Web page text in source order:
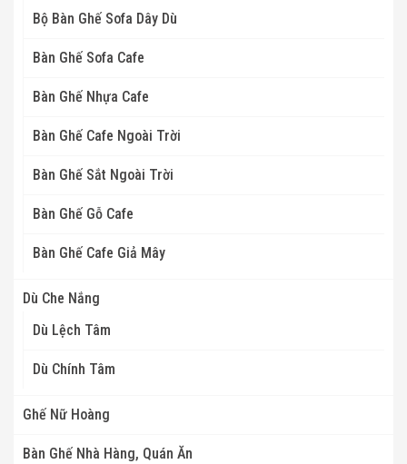
Bộ Bàn Ghế Sofa Dây Dù
Bàn Ghế Sofa Cafe
Bàn Ghế Nhựa Cafe
Bàn Ghế Cafe Ngoài Trời
Bàn Ghế Sắt Ngoài Trời
Bàn Ghế Gỗ Cafe
Bàn Ghế Cafe Giả Mây
Dù Che Nắng
Dù Lệch Tâm
Dù Chính Tâm
Ghế Nữ Hoàng
Bàn Ghế Nhà Hàng, Quán Ăn